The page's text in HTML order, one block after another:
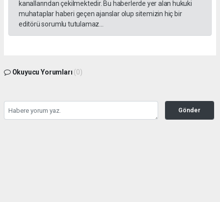
kanallarından çekilmektedir. Bu haberlerde yer alan hukuki
muhataplar haberi geçen ajanslar olup sitemizin hiç bir
editörü sorumlu tutulamaz...
Okuyucu Yorumları (0)
Gönder